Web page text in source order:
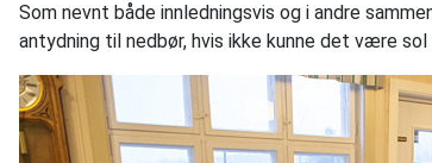
Som nevnt både innledningsvis og i andre
antydning til nedbør, hvis ikke kunne det være